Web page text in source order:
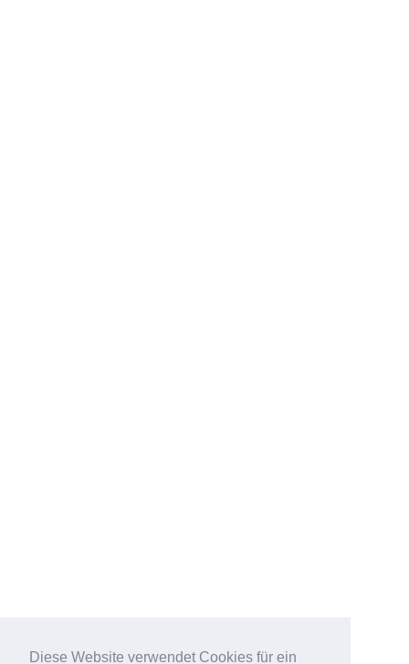
Diese Website verwendet Cookies für ein